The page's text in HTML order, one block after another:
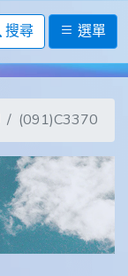
搜尋 選單
(091)C3370